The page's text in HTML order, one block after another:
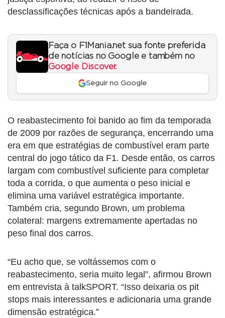
desclassificações técnicas após a bandeirada.
Faça o F1Mania.net sua fonte preferida
de notícias no Google e também no
Google Discover.
Seguir no Google
O reabastecimento foi banido ao fim da temporada
de 2009 por razões de segurança, encerrando uma
era em que estratégias de combustível eram parte
central do jogo tático da F1. Desde então, os carros
largam com combustível suficiente para completar
toda a corrida, o que aumenta o peso inicial e
elimina uma variável estratégica importante.
Também cria, segundo Brown, um problema
colateral: margens extremamente apertadas no
peso final dos carros.
“Eu acho que, se voltássemos com o
reabastecimento, seria muito legal”, afirmou Brown
em entrevista à talkSPORT. “Isso deixaria os pit
stops mais interessantes e adicionaria uma grande
dimensão estratégica.”